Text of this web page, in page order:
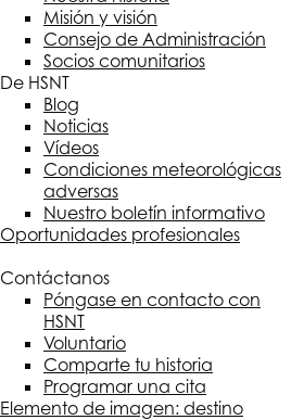
Misión y visión
Consejo de Administración
Socios comunitarios
De HSNT
Blog
Noticias
Vídeos
Condiciones meteorológicas
adversas
Nuestro boletín informativo
Oportunidades profesionales
Contáctanos
Póngase en contacto con
HSNT
Voluntario
Comparte tu historia
Programar una cita
Elemento de imagen: destino